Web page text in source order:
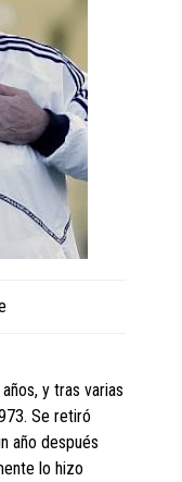
y tras varias
Se retiró
año después
lo hizo